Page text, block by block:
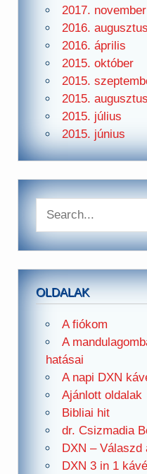
2017. november
2016. augusztus
2016. április
2015. október
2015.
2015. augusztus
2015. július
2015. június
OLDALAK
A fiókom
A
hatásai
A napi DXN
Ajánlott oldalak
Bibliai hit
dr. Csizmadia
DXN –
DXN 3 in 1 kávé